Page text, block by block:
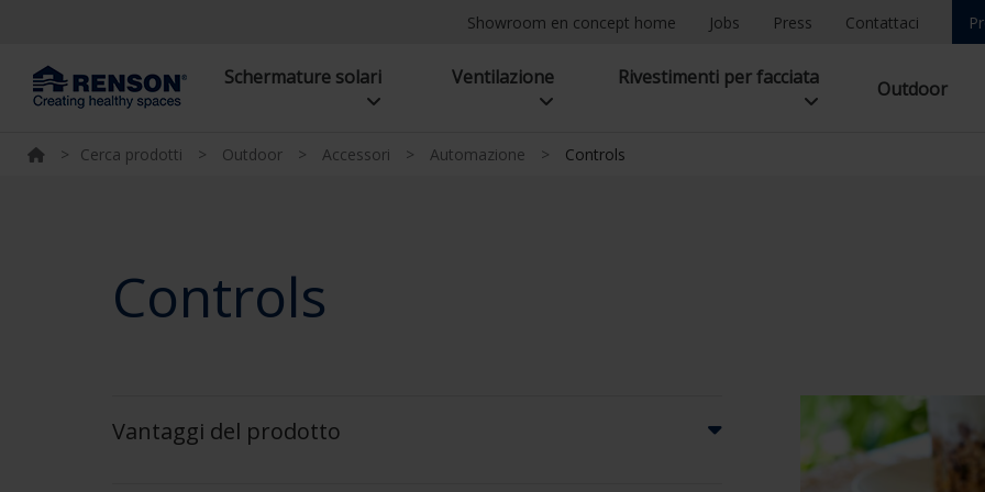
Showroom en concept home Jobs Press Contattaci
Schermature solari Ventilazione Rivestimenti per facciata Outdoor
> Cerca prodotti > Outdoor > Accessori > Automazione > Controls
Controls
Vantaggi del prodotto